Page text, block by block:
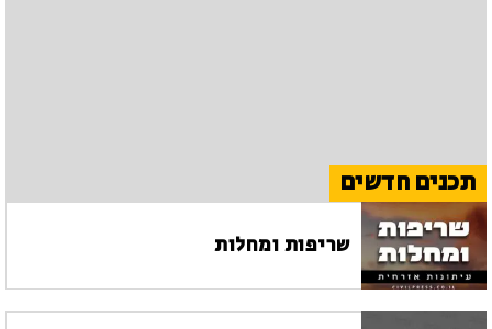
תכנים חדשים
שריפות ומחלות